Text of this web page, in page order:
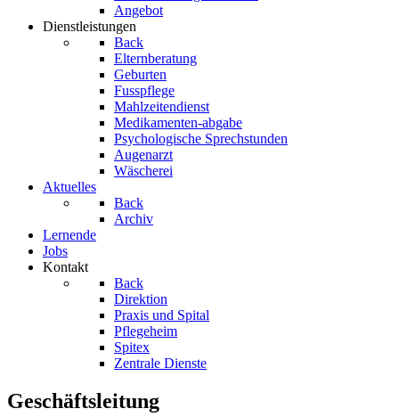
Angebot
Dienstleistungen
Back
Elternberatung
Geburten
Fusspflege
Mahlzeitendienst
Medikamenten-abgabe
Psychologische Sprechstunden
Augenarzt
Wäscherei
Aktuelles
Back
Archiv
Lernende
Jobs
Kontakt
Back
Direktion
Praxis und Spital
Pflegeheim
Spitex
Zentrale Dienste
Geschäftsleitung